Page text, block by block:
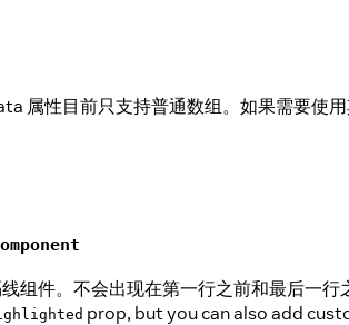
属性目前只支持普通数组。如果需要使
组件。不会出现在第一行之前和最后一
prop, but you can also add